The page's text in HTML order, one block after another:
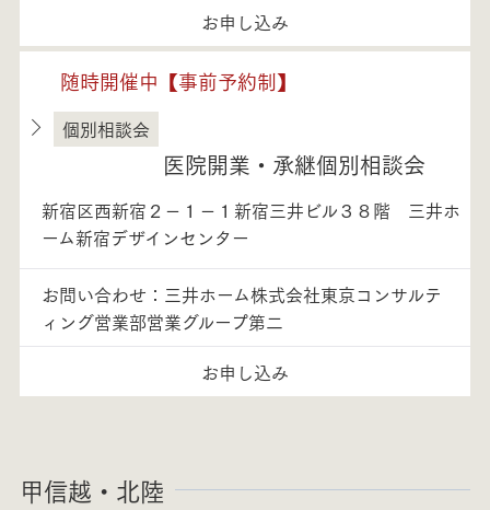
お申し込み
随時開催中【事前予約制】
東京都
個別相談会
医院開業・承継個別相談会
新宿区西新宿２－１－１新宿三井ビル３８階 三井ホ
ーム新宿デザインセンター
お問い合わせ：三井ホーム株式会社東京コンサルテ
ィング営業部営業グループ第二
お申し込み
甲信越・北陸